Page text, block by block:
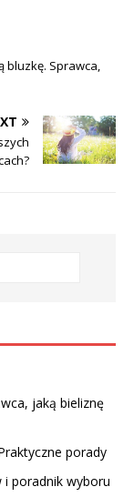
bluzkę. Sprawca,
jaką bieliznę
porady
i poradnik wyboru